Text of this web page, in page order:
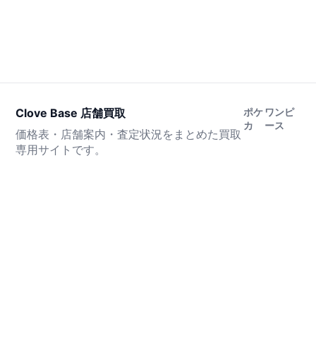
Clove Base 店舗買取
価格表・店舗案内・査定状況をまとめた買取
専用サイトです。
ポケ
カ
ワンピ
ース